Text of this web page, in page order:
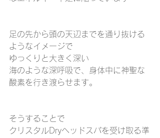
足の先から頭の天辺までを通り抜ける
ようなイメージで
ゆっくりと大きく深い
海のような深呼吸で、身体中に神聖な
酸素を行き渡らせます。
そうすることで
クリスタルDryヘッドスパを受け取る準